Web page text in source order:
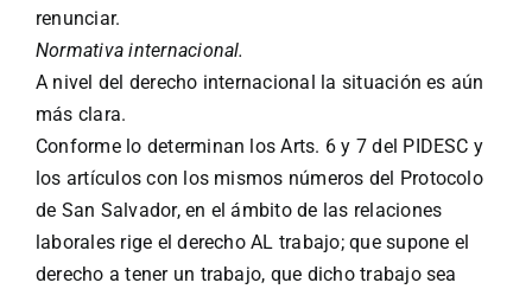
renunciar.
Normativa internacional.
A nivel del derecho internacional la situación es aún
más clara.
Conforme lo determinan los Arts. 6 y 7 del PIDESC y
los artículos con los mismos números del Protocolo
de San Salvador, en el ámbito de las relaciones
laborales rige el derecho AL trabajo; que supone el
derecho a tener un trabajo, que dicho trabajo sea